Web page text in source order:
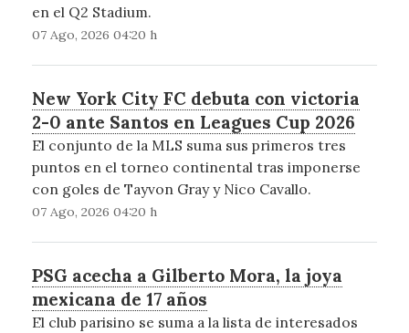
en el Q2 Stadium.
07 Ago, 2026 04:20 h
New York City FC debuta con victoria
2-0 ante Santos en Leagues Cup 2026
El conjunto de la MLS suma sus primeros tres
puntos en el torneo continental tras imponerse
con goles de Tayvon Gray y Nico Cavallo.
07 Ago, 2026 04:20 h
PSG acecha a Gilberto Mora, la joya
mexicana de 17 años
El club parisino se suma a la lista de interesados